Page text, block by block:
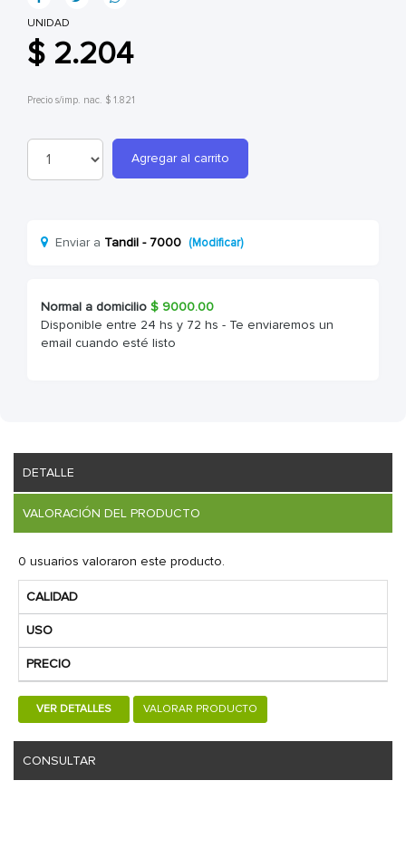
UNIDAD
$ 2.204
Precio s/imp. nac. $ 1.821
Agregar al carrito
Enviar a Tandil - 7000 (Modificar)
Normal a domicilio $ 9000.00
Disponible entre 24 hs y 72 hs - Te enviaremos un
email cuando esté listo
DETALLE
VALORACIÓN DEL PRODUCTO
0 usuarios valoraron este producto.
CALIDAD
USO
PRECIO
VER DETALLES VALORAR PRODUCTO
CONSULTAR